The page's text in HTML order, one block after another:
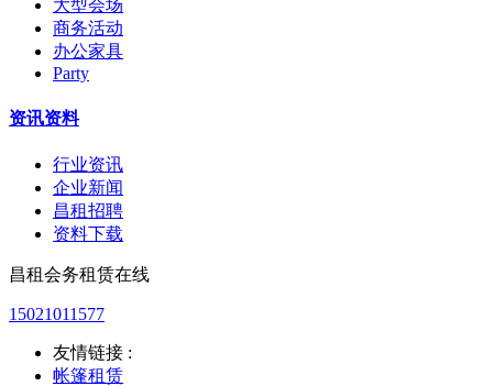
大型会场
商务活动
办公家具
Party
资讯资料
行业资讯
企业新闻
昌租招聘
资料下载
昌租会务租赁在线
15021011577
友情链接 :
帐篷租赁